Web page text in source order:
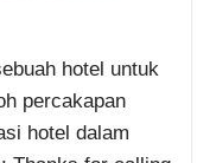
hotel untuk
percakapan
hotel dalam